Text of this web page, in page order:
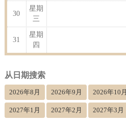
30
星期
三
31
星期
四
从日期搜索
2026年8月 2026年9月 2026年10月
2027年1月 2027年2月 2027年3月